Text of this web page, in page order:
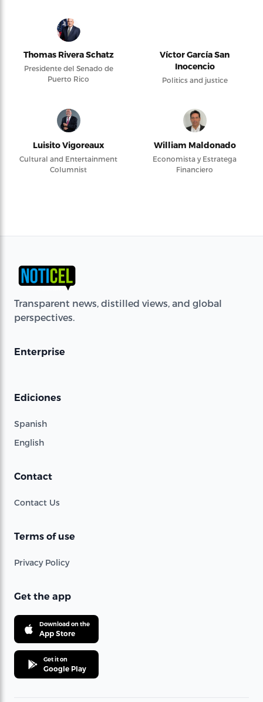
Thomas Rivera Schatz
Presidente del Senado de
Puerto Rico
Víctor García San
Inocencio
Politics and justice
Luisito Vigoreaux
Cultural and Entertainment
Columnist
William Maldonado
Economista y Estratega
Financiero
Transparent news, distilled views, and global
perspectives.
Enterprise
Ediciones
Spanish
English
Contact
Contact Us
Terms of use
Privacy Policy
Get the app
Download on the
App Store
Get it on
Google Play